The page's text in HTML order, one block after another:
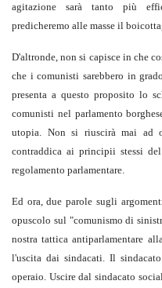
agitazione sarà tanto più
predicheremo alle masse il
D'altronde, non si capisce in che
che i comunisti sarebbero in
presenta a questo proposito lo
comunisti nel parlamento
utopia. Non si riuscirà mai ad
contraddica ai principii stessi
regolamento parlamentare.
Ed ora, due parole sugli
opuscolo sul "comunismo di
nostra tattica antiparlamentare
l'uscita dai sindacati. Il
operaio. Uscire dal sindacato